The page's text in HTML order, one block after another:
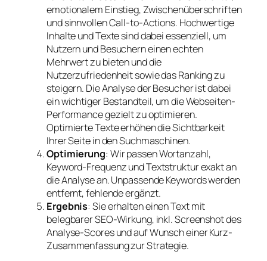
emotionalem Einstieg, Zwischenüberschriften
und sinnvollen Call-to-Actions. Hochwertige
Inhalte und Texte sind dabei essenziell, um
Nutzern und Besuchern einen echten
Mehrwert zu bieten und die
Nutzerzufriedenheit sowie das Ranking zu
steigern. Die Analyse der Besucher ist dabei
ein wichtiger Bestandteil, um die Webseiten-
Performance gezielt zu optimieren.
Optimierte Texte erhöhen die Sichtbarkeit
Ihrer Seite in den Suchmaschinen.
Optimierung: Wir passen Wortanzahl,
Keyword-Frequenz und Textstruktur exakt an
die Analyse an. Unpassende Keywords werden
entfernt, fehlende ergänzt.
Ergebnis: Sie erhalten einen Text mit
belegbarer SEO-Wirkung, inkl. Screenshot des
Analyse-Scores und auf Wunsch einer Kurz-
Zusammenfassung zur Strategie.